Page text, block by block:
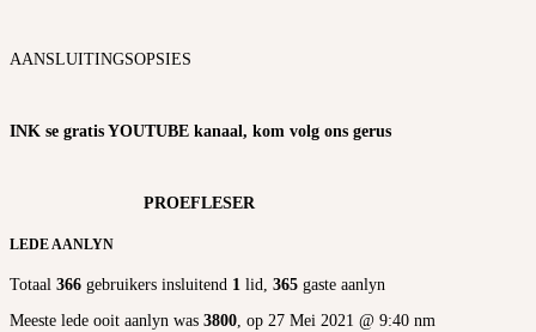
AANSLUITINGSOPSIES
INK se gratis YOUTUBE kanaal, kom volg ons gerus
PROEFLESER
LEDE AANLYN
Totaal 366 gebruikers insluitend 1 lid, 365 gaste aanlyn
Meeste lede ooit aanlyn was 3800, op 27 Mei 2021 @ 9:40 nm